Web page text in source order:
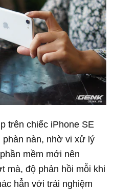
trên chiếc iPhone SE
phàn nàn, nhờ vi xử lý
mềm mới nên
mà, độ phản hồi mỗi khi
hẳn với trải nghiệm